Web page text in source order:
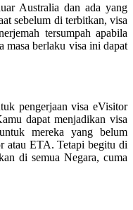
Australia dan ada yang
sebelum di terbitkan, visa
tersumpah apabila
masa berlaku visa ini dapat
pengerjaan visa eVisitor
dapat menjadikan visa
mereka yang belum
atau ETA. Tetapi begitu di
di semua Negara, cuma